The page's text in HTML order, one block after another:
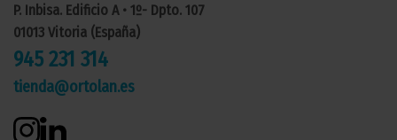
P. Inbisa. Edificio A • 1º- Dpto. 107
01013 Vitoria (España)
945 231 314
tienda@ortolan.es